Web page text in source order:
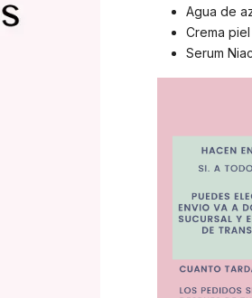
Agua de
Crema
Serum